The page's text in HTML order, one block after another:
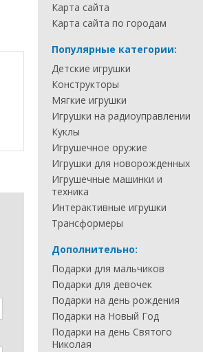
Карта сайта
Карта сайта по городам
Популярные категории:
Детские игрушки
Конструкторы
Мягкие игрушки
Игрушки на радиоуправлении
Куклы
Игрушечное оружие
Игрушки для новорожденных
Игрушечные машинки и
техника
Интерактивные игрушки
Трансформеры
Дополнительно:
Подарки для мальчиков
Подарки для девочек
Подарки на день рождения
Подарки на Новый Год
Подарки на день Святого
Николая